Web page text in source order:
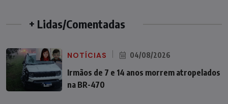
+ Lidas/Comentadas
NOTÍCIAS 04/08/2026
Irmãos de 7 e 14 anos morrem atropelados
na BR-470